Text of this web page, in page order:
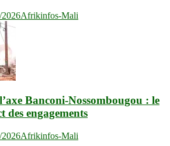
Afrikinfos-Mali
Banconi-Nossombougou : le
des engagements
Afrikinfos-Mali